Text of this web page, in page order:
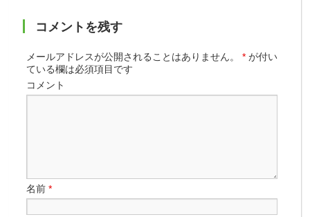
コメントを残す
メールアドレスが公開されることはありません。 * が付い
ている欄は必須項目です
コメント
名前*